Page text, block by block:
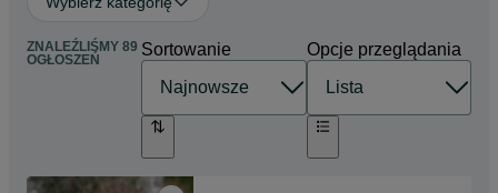
ZNALEŹLIŚMY 89
OGŁOSZEŃ
Sortowanie Opcje przeglądania